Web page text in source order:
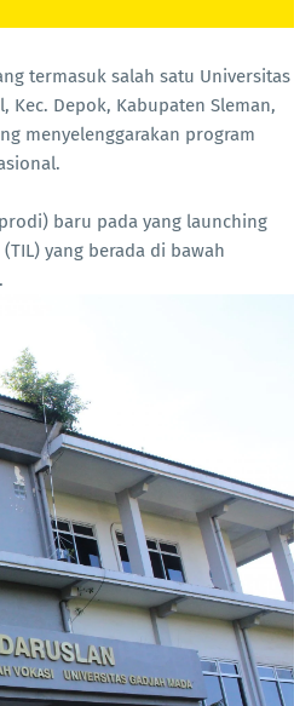
termasuk salah satu Universitas
Depok, Kabupaten Sleman,
menyelenggarakan program
baru pada yang launching
yang berada di bawah